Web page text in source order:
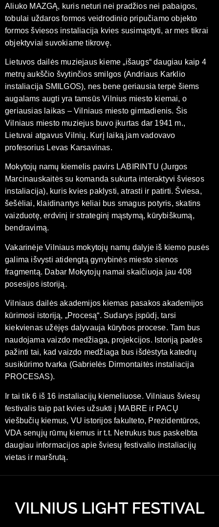
Aliuko MAZGĄ, kuris neturi nei pradžios nei pabaigos,
tobulai uždaros formos veidrodinio pripučiamo objekto
formos šviesos instaliacija kvies susimąstyti, ar mes tikrai
objektyviai suvokiame tikrovę.
Lietuvos dailės muziejaus kieme „išaugs“ daugiau kaip 4
metrų aukščio švytinčios smilgos (Andriaus Karklio
instaliacija SMILGOS), nes bene geriausia terpė šiems
augalams augti yra tamsūs Vilnius miesto kiemai, o
geriausias laikas – Vilniaus miesto gimtadienis. Šis
Vilniaus miesto muziejus buvo įkurtas dar 1941 m.,
Lietuvai atgavus Vilnių. Kurį laiką jam vadovavo
profesorius Levas Karsavinas.
Mokytojų namų kiemelis pavirs LABIRINTU (Jurgos
Marcinauskaitės su komanda sukurta interaktyvi šviesos
instaliacija), kuris kvies paklysti, atrasti ir patirti. Šviesa,
šešėliai, klaidinantys keliai bus smagus potyris, skatins
vaizduotę, erdvinį ir strateginį mąstymą, kūrybiškumą,
bendravimą.
Vakarinėje Vilniaus mokytojų namų dalyje iš kiemo pusės
galima išvysti atidengtą gynybinės miesto sienos
fragmentą. Dabar Mokytojų namai skaičiuoja jau 408
posesijos istoriją.
Vilniaus dailės akademijos kiemas pasakos akademijos
kūrimosi istoriją, „Procesą“. Sudarys įspūdį, tarsi
kiekvienas užėjęs dalyvauja kūrybos procese. Tam bus
naudojama vaizdo medžiaga, projekcijos. Istoriją padės
pažinti tai, kad vaizdo medžiaga bus išdėstyta katedrų
susikūrimo tvarka (Gabrielės Dirmontaitės instaliacija
PROCESAS).
Ir tai tik 6 iš 16 instaliacijų kiemeliuose. Vilniaus šviesų
festivalis taip pat kvies užsukti į MABRE ir PACŲ
viešbučių kiemus, VU istorijos fakulteto, Prezidentūros,
VDA senųjų rūmų kiemus ir t.t. Netrukus bus paskelbta
daugiau informacijos apie šviesų festivalio instaliacijų
vietas ir maršrutą.